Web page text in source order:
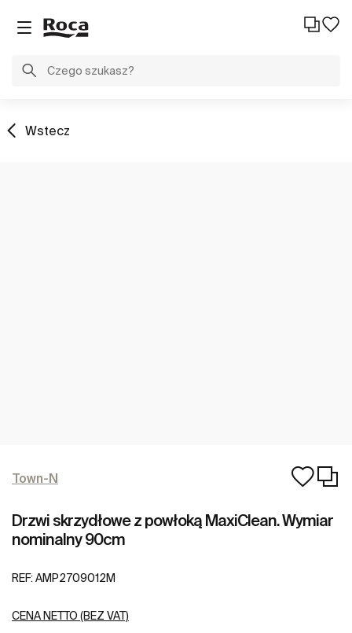
Wstecz
Town-N
Drzwi skrzydłowe z powłoką MaxiClean. Wymiar
nominalny 90cm
REF: AMP2709012M
CENA NETTO (BEZ VAT)